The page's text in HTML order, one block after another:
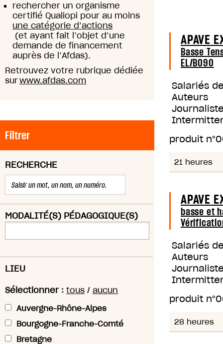
rechercher un organisme
certifié Qualiopi pour au moins
une catégorie d’actions
(et ayant fait l’objet d’une
demande de financement
auprès de l’Afdas).
Retrouvez votre rubrique dédiée
surwww.afdas.com
Filtrer
RECHERCHE
MODALITÉ(S) PÉDAGOGIQUE(S)
LIEU
Sélectionner : tous / aucun
Auvergne-Rhône-Alpes
Bourgogne-Franche-Comté
Bretagne
APAVE
Basse
EL/B090
Salariés
Auteurs
produit n°
21 heures
APAVE
basse et
Salariés
Auteurs
produit n°
28 heures